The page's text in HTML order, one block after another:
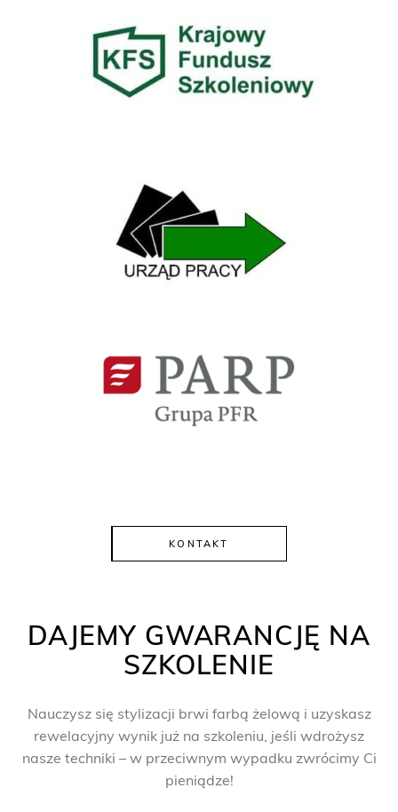
KONTAKT
DAJEMY GWARANCJĘ NA
SZKOLENIE
Nauczysz się stylizacji brwi farbą żelową i uzyskasz
rewelacyjny wynik już na szkoleniu, jeśli wdrożysz
nasze techniki – w przeciwnym wypadku zwrócimy Ci
pieniądze!